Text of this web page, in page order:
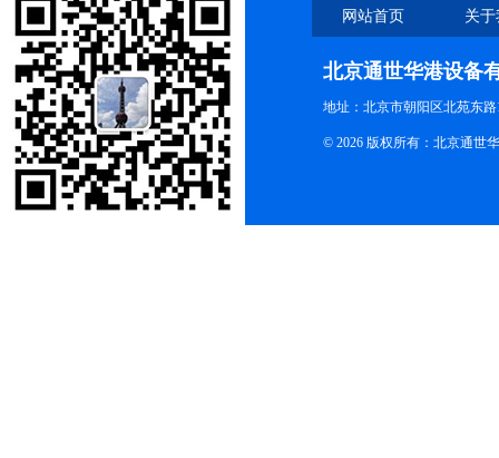
网站首页 关
北京通世华港设备
地址：北京市朝阳区北苑东路
© 2026 版权所有：北京通世